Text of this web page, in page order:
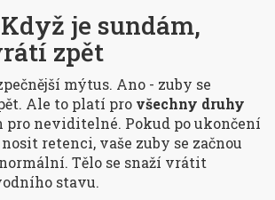
je sundám,
zpět
mýtus. Ano - zuby se
Ale to platí pro všechny druhy
pro neviditelné. Pokud po ukončení
retenci, vaše zuby se začnou
Tělo se snaží vrátit
stavu.